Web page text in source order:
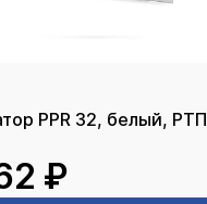
Компенсатор PPR 32, белый, РТП
₽